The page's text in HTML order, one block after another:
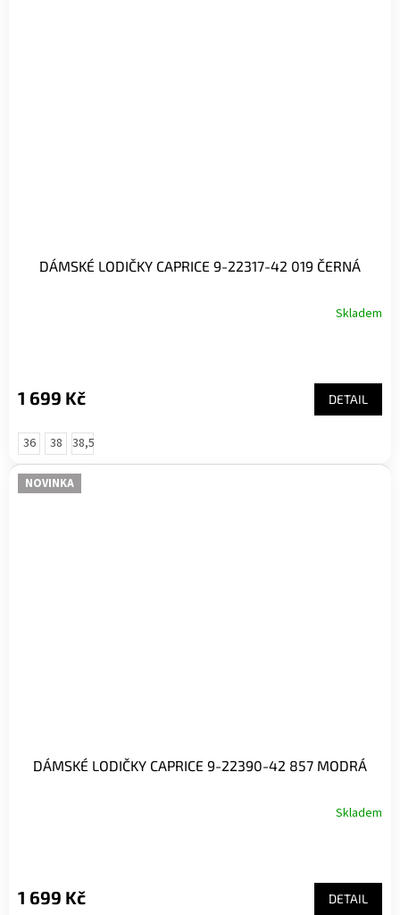
DÁMSKÉ LODIČKY CAPRICE 9-22317-42 019 ČERNÁ
Skladem
1 699 Kč DETAIL
36 38 38,5
NOVINKA
DÁMSKÉ LODIČKY CAPRICE 9-22390-42 857 MODRÁ
Skladem
1 699 Kč DETAIL